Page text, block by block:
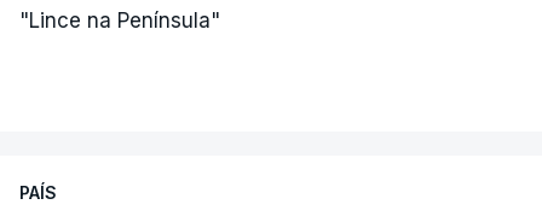
"Lince na Península"
PAÍS